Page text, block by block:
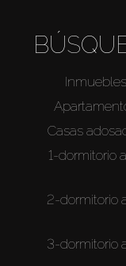
Casas
1-dormitorio
2-dormitorio
3-dormitorio